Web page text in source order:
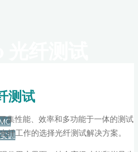
训
测试
集性能、效率和多功能于一体的测试
纤工作的选择光纤测试解决方案。